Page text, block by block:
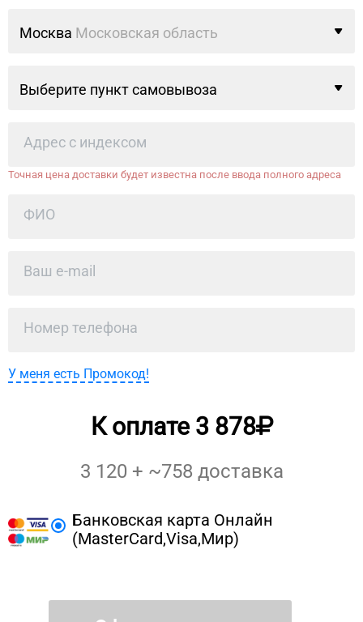
Москва Московская область
Выберите пункт самовывоза
Точная цена доставки будет известна после ввода полного адреса
У меня есть Промокод!
К оплате 3 878
3 120 + ~758 доставка
Банковская карта Онлайн
(MasterCard,Visa,Мир)